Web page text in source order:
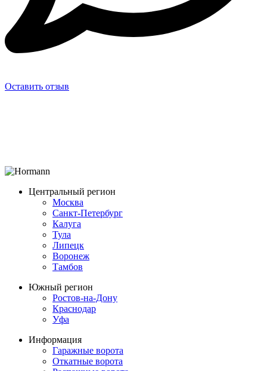
Оставить отзыв
Центральный регион
Москва
Санкт-Петербург
Калуга
Тула
Липецк
Воронеж
Тамбов
Южный регион
Ростов-на-Дону
Краснодар
Уфа
Информация
Гаражные ворота
Откатные ворота